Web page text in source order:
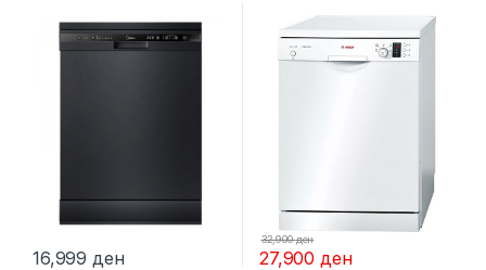
16,999 ден 27,900 ден
32,900ден